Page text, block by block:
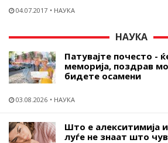
04.07.2017 НАУКА
НАУКА
Патувајте почесто -
меморија, поздрав
бидете осамени
03.08.2026 НАУКА
Што е алекситимија
луѓе не знаат што